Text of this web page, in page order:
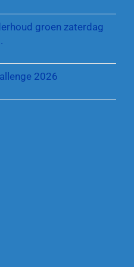
groen zaterdag
2026